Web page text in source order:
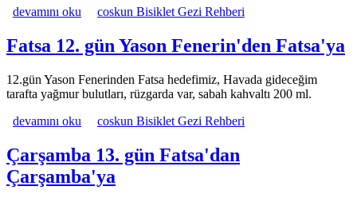
Yason Feneri 11. gün Ordu'dan Yason Fenerine hakkında
devamını oku coskun Bisiklet Gezi Rehberi
Fatsa 12. gün Yason Fenerin'den Fatsa'ya
12.gün Yason Fenerinden Fatsa hedefimiz, Havada gideceğim
tarafta yağmur bulutları, rüzgarda var, sabah kahvaltı 200 ml.
Fatsa 12. gün Yason Fenerin'den Fatsa'ya hakkında
devamını oku coskun Bisiklet Gezi Rehberi
Çarşamba 13. gün Fatsa'dan
Çarşamba'ya